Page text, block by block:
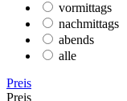
vormittags
nachmittags
abends
alle
Preis
Preis